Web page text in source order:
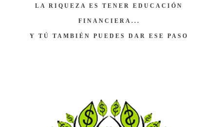
LA RIQUEZA ES TENER EDUCACIÓN
FINANCIERA...
Y TÚ TAMBIÉN PUEDES DAR ESE PASO